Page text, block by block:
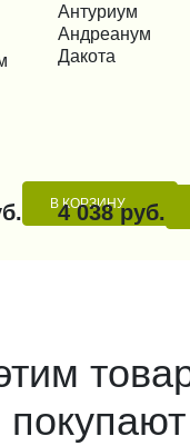
В КОРЗИНУ
КУПИТЬ В 1 КЛИК
Антуриум
Андреанум
Дакота
4 038 руб.
покупают